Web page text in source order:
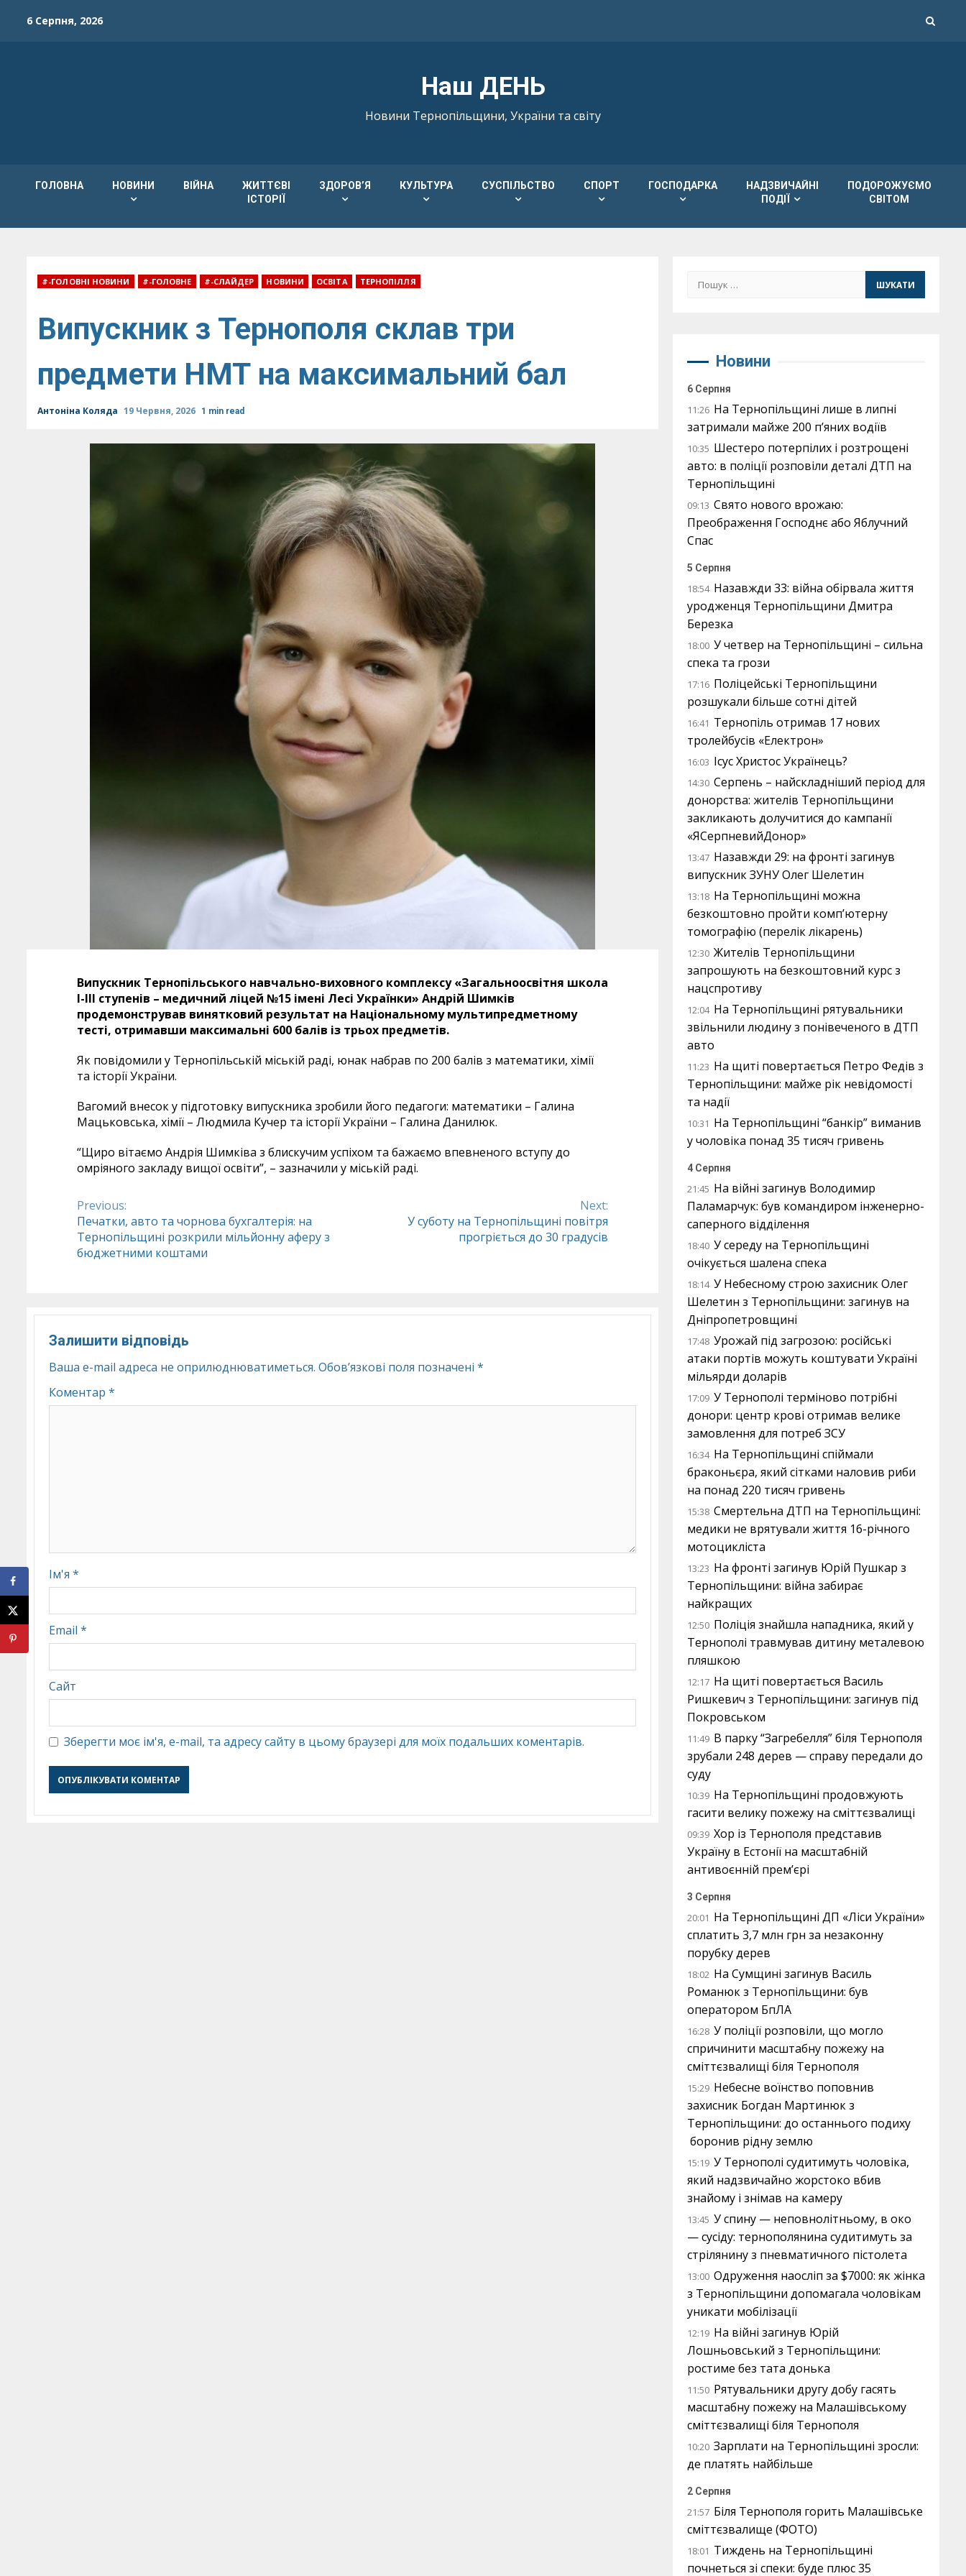
6 Серпня, 2026
Наш ДЕНЬ
Новини Тернопільщини, України та світу
ГОЛОВНА НОВИНИ ВІЙНА
ЖИТТЄВІ
ІСТОРІЇ
ЗДОРОВ’Я КУЛЬТУРА СУСПІЛЬСТВО СПОРТ ГОСПОДАРКА
НАДЗВИЧАЙНІ
ПОДІЇ
ПОДОРОЖУЄМО
СВІТОМ
#-ГОЛОВНІ НОВИНИ #-ГОЛОВНЕ #-СЛАЙДЕР НОВИНИ ОСВІТА ТЕРНОПІЛЛЯ
Випускник з Тернополя склав три
предмети НМТ на максимальний бал
Антоніна Коляда 19 Червня, 2026 1 min read
Випускник Тернопільського навчально-виховного комплексу «Загальноосвітня школа
І-ІІІ ступенів – медичний ліцей №15 імені Лесі Українки» Андрій Шимків
продемонстрував винятковий результат на Національному мультипредметному
тесті, отримавши максимальні 600 балів із трьох предметів.
Як повідомили у Тернопільській міській раді, юнак набрав по 200 балів з математики, хімії
та історії України.
Вагомий внесок у підготовку випускника зробили його педагоги: математики – Галина
Мацьковська, хімії – Людмила Кучер та історії України – Галина Данилюк.
“Щиро вітаємо Андрія Шимківа з блискучим успіхом та бажаємо впевненого вступу до
омріяного закладу вищої освіти”, – зазначили у міській раді.
Continue
Reading
Previous:
Печатки, авто та чорнова бухгалтерія: на
Тернопільщині розкрили мільйонну аферу з
бюджетними коштами
Next:
У суботу на Тернопільщині повітря
прогріється до 30 градусів
Залишити відповідь
Ваша e-mail адреса не оприлюднюватиметься. Обов’язкові поля позначені *
Коментар *
Ім'я *
Email *
Сайт
Зберегти моє ім'я, e-mail, та адресу сайту в цьому браузері для моїх подальших коментарів.
Пошук:
Новини
6 Серпня
11:26 На Тернопільщині лише в липні
затримали майже 200 п’яних водіїв
10:35 Шестеро потерпілих і розтрощені
авто: в поліції розповіли деталі ДТП на
Тернопільщині
09:13 Свято нового врожаю:
Преображення Господнє або Яблучний
Спас
5 Серпня
18:54 Назавжди 33: війна обірвала життя
уродженця Тернопільщини Дмитра
Березка
18:00 У четвер на Тернопільщині – сильна
спека та грози
17:16 Поліцейські Тернопільщини
розшукали більше сотні дітей
16:41 Тернопіль отримав 17 нових
тролейбусів «Електрон»
16:03 Ісус Христос Українець?
14:30 Серпень – найскладніший період для
донорства: жителів Тернопільщини
закликають долучитися до кампанії
«ЯСерпневийДонор»
13:47 Назавжди 29: на фронті загинув
випускник ЗУНУ Олег Шелетин
13:18 На Тернопільщині можна
безкоштовно пройти комп’ютерну
томографію (перелік лікарень)
12:30 Жителів Тернопільщини
запрошують на безкоштовний курс з
нацспротиву
12:04 На Тернопільщині рятувальники
звільнили людину з понівеченого в ДТП
авто
11:23 На щиті повертається Петро Федів з
Тернопільщини: майже рік невідомості
та надії
10:31 На Тернопільщині “банкір” виманив
у чоловіка понад 35 тисяч гривень
4 Серпня
21:45 На війні загинув Володимир
Паламарчук: був командиром інженерно-
саперного відділення
18:40 У середу на Тернопільщині
очікується шалена спека
18:14 У Небесному строю захисник Олег
Шелетин з Тернопільщини: загинув на
Дніпропетровщині
17:48 Урожай під загрозою: російські
атаки портів можуть коштувати Україні
мільярди доларів
17:09 У Тернополі терміново потрібні
донори: центр крові отримав велике
замовлення для потреб ЗСУ
16:34 На Тернопільщині спіймали
браконьєра, який сітками наловив риби
на понад 220 тисяч гривень
15:38 Смертельна ДТП на Тернопільщині:
медики не врятували життя 16-річного
мотоцикліста
13:23 На фронті загинув Юрій Пушкар з
Тернопільщини: війна забирає
найкращих
12:50 Поліція знайшла нападника, який у
Тернополі травмував дитину металевою
пляшкою
12:17 На щиті повертається Василь
Ришкевич з Тернопільщини: загинув під
Покровськом
11:49 В парку “Загребелля” біля Тернополя
зрубали 248 дерев — справу передали до
суду
10:39 На Тернопільщині продовжують
гасити велику пожежу на сміттєзвалищі
09:39 Хор із Тернополя представив
Україну в Естонії на масштабній
антивоєнній прем’єрі
3 Серпня
20:01 На Тернопільщині ДП «Ліси України»
сплатить 3,7 млн грн за незаконну
порубку дерев
18:02 На Сумщині загинув Василь
Романюк з Тернопільщини: був
оператором БпЛА
16:28 У поліції розповіли, що могло
спричинити масштабну пожежу на
сміттєзвалищі біля Тернополя
15:29 Небесне воїнство поповнив
захисник Богдан Мартинюк з
Тернопільщини: до останнього подиху
боронив рідну землю
15:19 У Тернополі судитимуть чоловіка,
який надзвичайно жорстоко вбив
знайому і знімав на камеру
13:45 У спину — неповнолітньому, в око
— сусіду: тернополянина судитимуть за
стрілянину з пневматичного пістолета
13:00 Одруження наосліп за $7000: як жінка
з Тернопільщини допомагала чоловікам
уникати мобілізації
12:19 На війні загинув Юрій
Лошньовський з Тернопільщини:
ростиме без тата донька
11:50 Рятувальники другу добу гасять
масштабну пожежу на Малашівському
сміттєзвалищі біля Тернополя
10:20 Зарплати на Тернопільщині зросли:
де платять найбільше
2 Серпня
21:57 Біля Тернополя горить Малашівське
сміттєзвалище (ФОТО)
18:01 Тиждень на Тернопільщині
почнеться зі спеки: буде плюс 35